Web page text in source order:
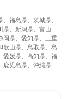
福島県、茨城県、
県、新潟県、富山
岡県、愛知県、三重
歌山県、鳥取県、島
愛媛県、高知県、福
鹿児島県、沖縄県